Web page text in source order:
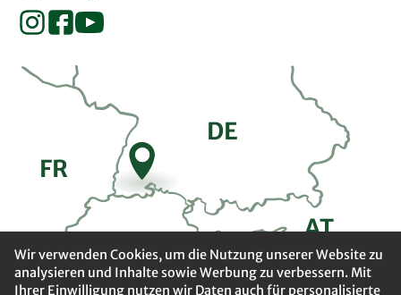
DE
AT
CH
FR
Wir verwenden Cookies, um die Nutzung unserer Website zu
analysieren und Inhalte sowie Werbung zu verbessern. Mit
Ihrer Einwilligung nutzen wir Daten auch für personalisierte